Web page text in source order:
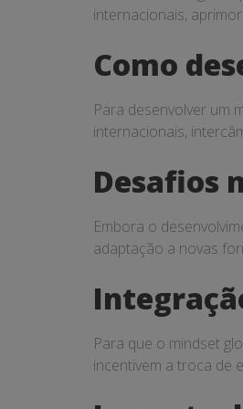
internacionais,
Como
Para desenvolver um
internacionais,
Desafios
Embora o
adaptação a novas
Para que o mindset
incentivem a troca de